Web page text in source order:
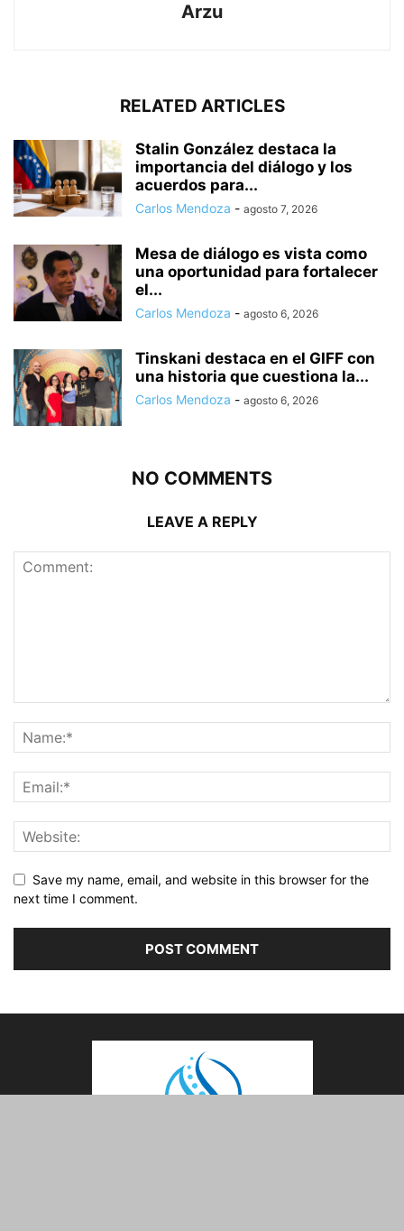
Arzu
RELATED ARTICLES
Stalin González destaca la
importancia del diálogo y los
acuerdos para...
Carlos Mendoza - agosto 7, 2026
Mesa de diálogo es vista como
una oportunidad para fortalecer
el...
Carlos Mendoza - agosto 6, 2026
Tinskani destaca en el GIFF con
una historia que cuestiona la...
Carlos Mendoza - agosto 6, 2026
NO COMMENTS
LEAVE A REPLY
Save my name, email, and website in this browser for the
next time I comment.